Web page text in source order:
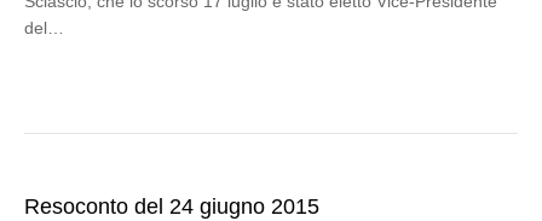
del…
Resoconto del 24 giugno 2015